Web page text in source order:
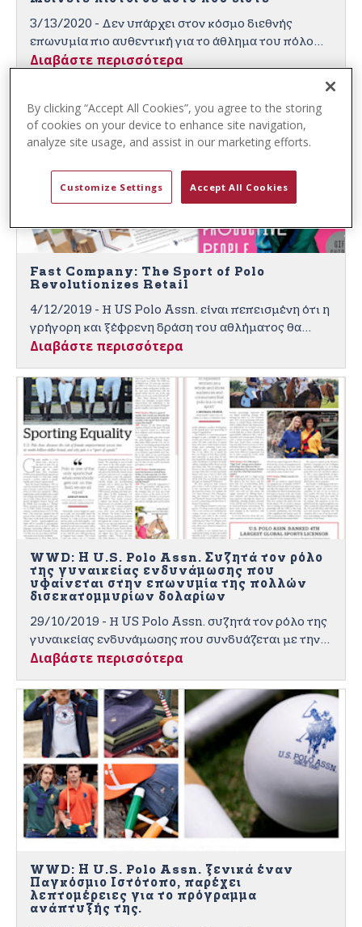
3/13/2020 - Δεν υπάρχει στον κόσμο διεθνής
επωνυμία πιο αυθεντική για το άθλημα του πόλο
από την U.S. Polo Assn., το επίσημο σήμα της
Διαβάστε περισσότερα
Fast Company: The Sport of Polo
Revolutionizes Retail
4/12/2019 - Η US Polo Assn. είναι πεπεισμένη ότι η
γρήγορη και ξέφρενη δράση του αθλήματος θα
προσελκύσει τους καταναλωτές σε όλο τον κόσμο
αθλητισμό καταστήματα ενέργειας "υψηλών
στόχων".
Διαβάστε περισσότερα
WWD: Η U.S. Polo Assn. Συζητά τον ρόλο
της γυναικείας ενδυνάμωσης που
υφαίνεται στην επωνυμία της πολλών
δισεκατομμυρίων δολαρίων
29/10/2019 - Η US Polo Assn. συζητά τον ρόλο της
γυναικείας ενδυνάμωσης που συνδυάζεται με την
επωνυμία της πολλών δισεκατομμυρίων δολαρίων
Διαβάστε περισσότερα
WWD: Η U.S. Polo Assn. ξενικά έναν
Παγκόσμιο Ιστότοπο, παρέχει
λεπτομέρειες για το πρόγραμμα
ανάπτυξής της.
By clicking “Accept All Cookies”, you agree to the storing
of cookies on your device to enhance site navigation,
analyze site usage, and assist in our marketing efforts.
Customize Settings Accept All Cookies